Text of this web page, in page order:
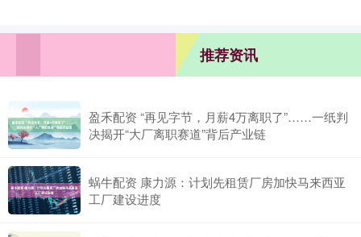
推荐资讯
盈禾配资 “再见字节，月薪4万离职了”……一纸判
决揭开“大厂离职赛道”背后产业链
蜗牛配资 康力源：计划先租赁厂房加快马来西亚
工厂建设进度